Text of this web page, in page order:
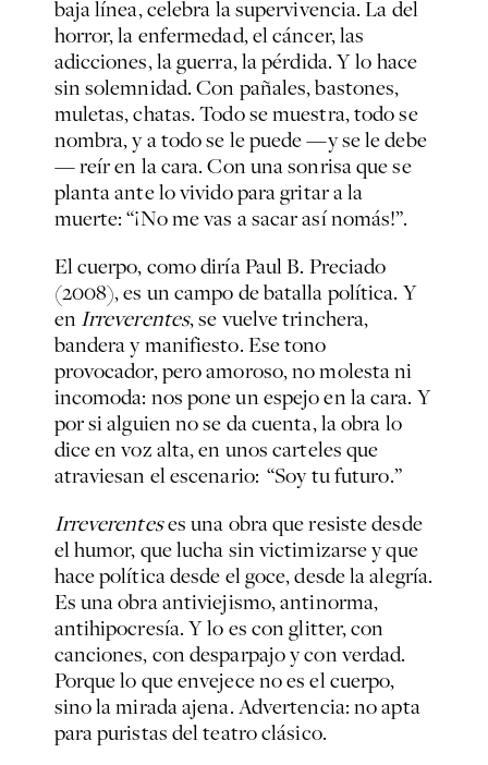
baja línea, celebra la supervivencia. La del
horror, la enfermedad, el cáncer, las
adicciones, la guerra, la pérdida. Y lo hace
sin solemnidad. Con pañales, bastones,
muletas, chatas. Todo se muestra, todo se
nombra, y a todo se le puede —y se le debe
— reír en la cara. Con una sonrisa que se
planta ante lo vivido para gritar a la
muerte: “¡No me vas a sacar así nomás!”.
El cuerpo, como diría Paul B. Preciado
(2008), es un campo de batalla política. Y
enIrreverentes, se vuelve trinchera,
bandera y manifiesto. Ese tono
provocador, pero amoroso, no molesta ni
incomoda: nos pone un espejo en la cara. Y
por si alguien no se da cuenta, la obra lo
dice en voz alta, en unos carteles que
atraviesan el escenario: “Soy tu futuro.”
Irreverenteses una obra que resiste desde
el humor, que lucha sin victimizarse y que
hace política desde el goce, desde la alegría.
Es una obra antiviejismo, antinorma,
antihipocresía. Y lo es con glitter, con
canciones, con desparpajo y con verdad.
Porque lo que envejece no es el cuerpo,
sino la mirada ajena. Advertencia: no apta
para puristas del teatro clásico.